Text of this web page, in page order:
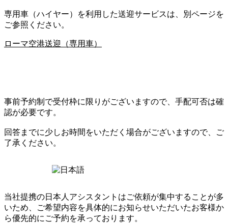
専用車（ハイヤー）を利用した送迎サービスは、別ページを
ご参照ください。
ローマ空港送迎（専用車）
事前予約制で受付枠に限りがございますので、手配可否は確
認が必要です。
回答までに少しお時間をいただく場合がございますので、ご
了承ください。
当社提携の日本人アシスタントはご依頼が集中することが多
いため、ご希望内容を具体的にお知らせいただいたお客様か
ら優先的にご予約を承っております。